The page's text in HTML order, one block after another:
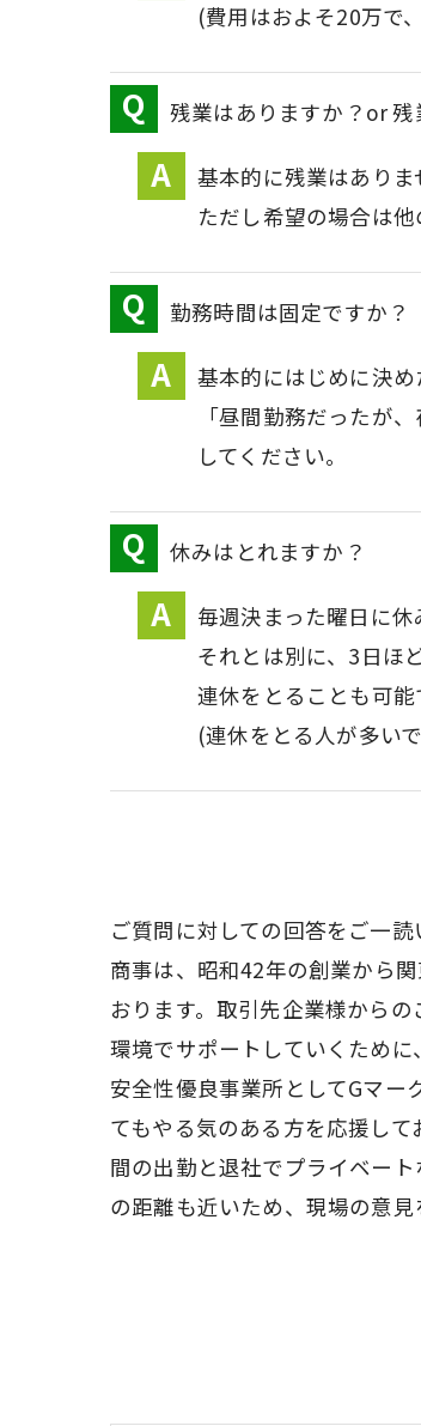
(費用はおよそ20万で
残業はありますか？or 残
基本的に残業はありま
ただし希望の場合は他
勤務時間は固定ですか？
基本的にはじめに決め
「昼間勤務だったが
してください。
休みはとれますか？
毎週決まった曜日に休
それとは別に、3日ほ
連休をとることも可能
(連休をとる人が多い
ご質問に対しての回答をご一
商事は、昭和42年の創業から
おります。取引先企業様から
環境でサポートしていくため
安全性優良事業所としてGマー
てもやる気のある方を応援し
間の出勤と退社でプライベー
の距離も近いため、現場の意見